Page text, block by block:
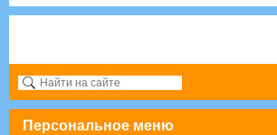
Персональное меню